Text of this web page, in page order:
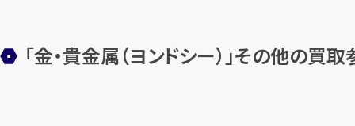
「金・貴金属（ヨンドシー）」その他の買